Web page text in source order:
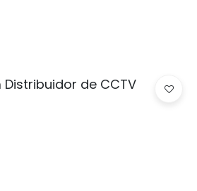
de CCTV